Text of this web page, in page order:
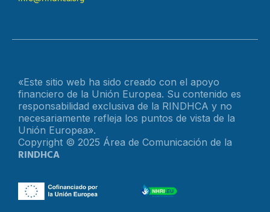
«Este sitio web ha sido creado con el apoyo
financiero de la Unión Europea. Su contenido es
responsabilidad exclusiva de la RINDHCA y no
necesariamente refleja los puntos de vista de la
Unión Europea».
Copyright © 2025 Área de Comunicación de la
RINDHCA